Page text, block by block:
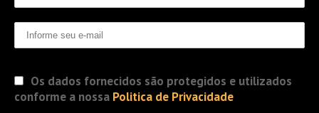
Os dados fornecidos são protegidos e utilizados
conforme a nossa Politica de Privacidade